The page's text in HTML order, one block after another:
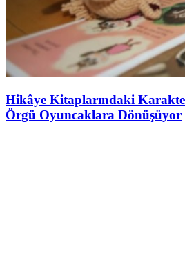
Hikâye Kitaplarındaki
Örgü Oyuncaklara Dönüşüyor